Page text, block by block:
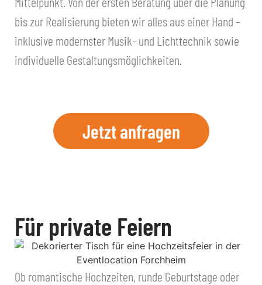
bis zur Realisierung bieten wir alles aus einer Hand –
inklusive modernster Musik- und Lichttechnik sowie
individuelle Gestaltungsmöglichkeiten.
Jetzt anfragen
Für private Feiern
Ob romantische Hochzeiten, runde Geburtstage oder